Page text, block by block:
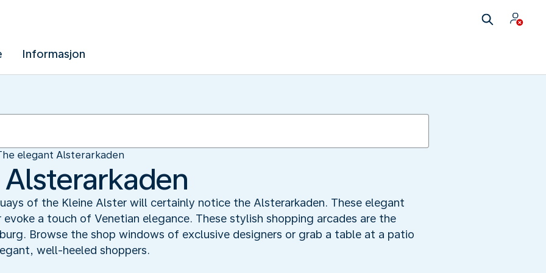
Informasjon
elegant Alsterarkaden
of the Kleine Alster will certainly notice the Alsterarkaden. These elegant
a touch of Venetian elegance. These stylish shopping arcades are the
Browse the shop windows of exclusive designers or grab a table at a patio
well-heeled shoppers.